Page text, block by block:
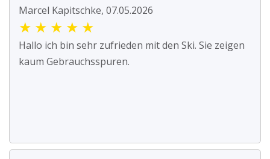
Marcel Kapitschke, 07.05.2026
★ ★ ★ ★ ★
Hallo ich bin sehr zufrieden mit den Ski. Sie zeigen
kaum Gebrauchsspuren.